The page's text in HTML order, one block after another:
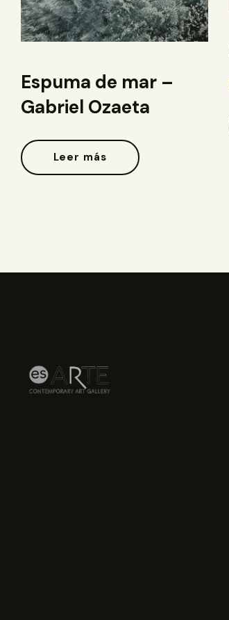
Espuma de mar –
Gabriel Ozaeta
Leer más